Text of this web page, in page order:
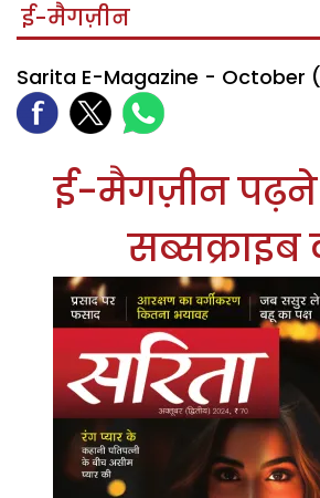
ई-मैगज़ीन
Sarita E-Magazine - October
ई-मैगज़ीन